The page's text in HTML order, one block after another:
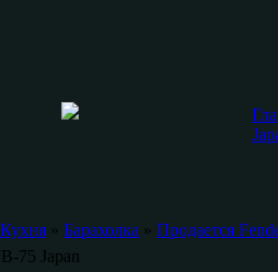
» Барахолка » Продается
75 Japan